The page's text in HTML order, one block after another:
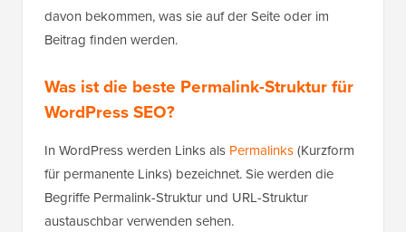
davon bekommen, was sie auf der Seite oder im
Beitrag finden werden.
Was ist die beste Permalink-Struktur für
WordPress SEO?
In WordPress werden Links als Permalinks(Kurzform
für permanente Links) bezeichnet. Sie werden die
Begriffe Permalink-Struktur und URL-Struktur
austauschbar verwenden sehen.